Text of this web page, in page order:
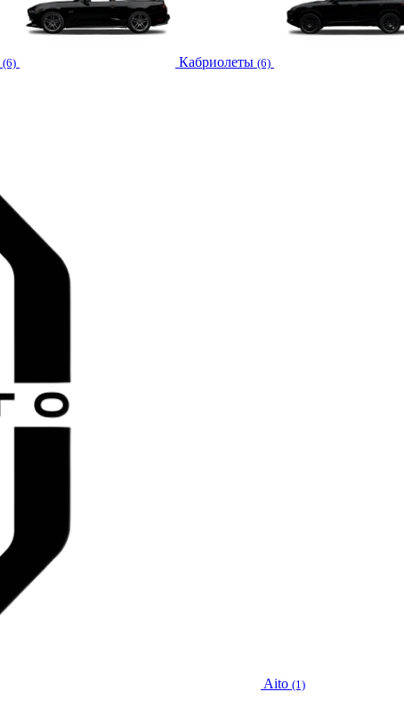
(6) Кабриолеты (6)
Aito (1)